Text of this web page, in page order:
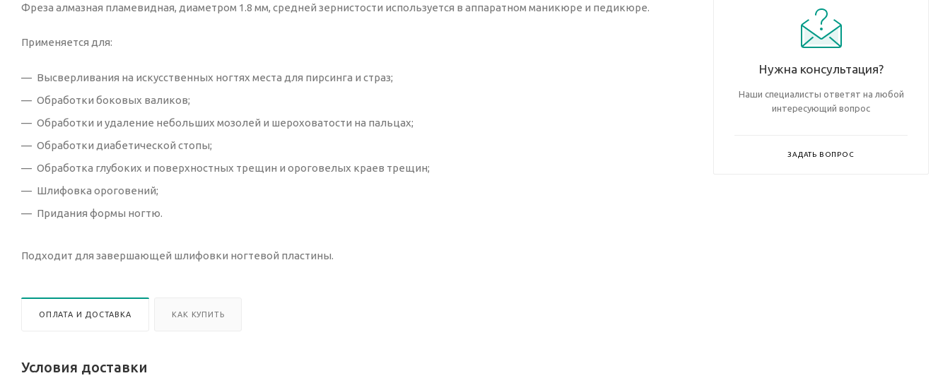
Фреза алмазная пламевидная, диаметром 1.8 мм, средней зернистости используется в аппаратном маникюре и педикюре.
Применяется для:
Высверливания на искусственных ногтях места для пирсинга и страз;
Обработки боковых валиков;
Обработки и удаление небольших мозолей и шероховатости на пальцах;
Обработки диабетической стопы;
Обработка глубоких и поверхностных трещин и ороговелых краев трещин;
Шлифовка ороговений;
Придания формы ногтю.
Подходит для завершающей шлифовки ногтевой пластины.
ОПЛАТА И ДОСТАВКА КАК КУПИТЬ
Условия доставки
Нужна консультация?
Наши специалисты ответят на любой
интересующий вопрос
ЗАДАТЬ ВОПРОС